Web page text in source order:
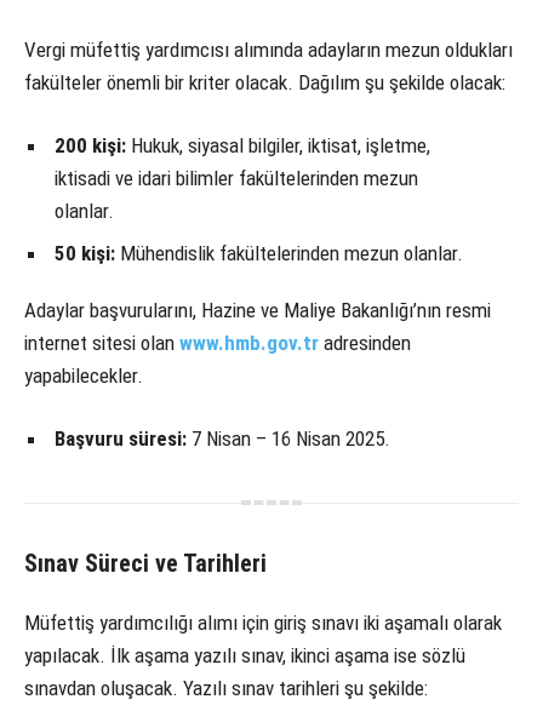
Vergi müfettiş yardımcısı alımında adayların mezun oldukları
fakülteler önemli bir kriter olacak. Dağılım şu şekilde olacak:
200 kişi: Hukuk, siyasal bilgiler, iktisat, işletme,
iktisadi ve idari bilimler fakültelerinden mezun
olanlar.
50 kişi: Mühendislik fakültelerinden mezun olanlar.
Adaylar başvurularını, Hazine ve Maliye Bakanlığı’nın resmi
internet sitesi olan www.hmb.gov.tr adresinden
yapabilecekler.
Başvuru süresi: 7 Nisan – 16 Nisan 2025.
Sınav Süreci ve Tarihleri
Müfettiş yardımcılığı alımı için giriş sınavı iki aşamalı olarak
yapılacak. İlk aşama yazılı sınav, ikinci aşama ise sözlü
sınavdan oluşacak. Yazılı sınav tarihleri şu şekilde: